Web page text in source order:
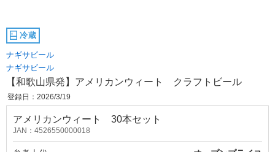
冷蔵
ナギサビール
ナギサビール
【和歌山県発】アメリカンウィート クラフトビール
登録日：2026/3/19
アメリカンウィート 30本セット
JAN：4526550000018